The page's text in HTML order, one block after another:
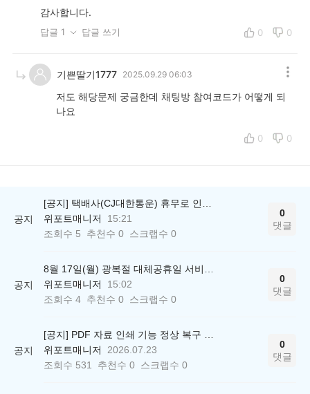
감사합니다.
답글 1 답글 쓰기 0 0
기쁜딸기1777 2025.09.29 06:03
저도 해당문제 궁금한데 채팅방 참여코드가 어떻게 되
나요
0 0
공지
[공지] 택배사(CJ대한통운) 휴무로 인한 배송 지연 안내
위포트매니저
15:21
조회수 5 추천수 0 스크랩수 0
0
댓글
공지
8월 17일(월) 광복절 대체공휴일 서비스 운영시간에 대해 안내드립니다.
위포트매니저
15:02
조회수 4 추천수 0 스크랩수 0
0
댓글
공지
[공지] PDF 자료 인쇄 기능 정상 복구 안내
위포트매니저
2026.07.23
조회수 531 추천수 0 스크랩수 0
0
댓글